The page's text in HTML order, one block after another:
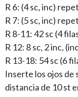
R 6: (4 sc, inc)
R 7: (5 sc, inc)
R 8-11: 42 sc (4
R 12: 8 sc, 2 inc,
R 13-18: 54 sc (6
Inserte los ojos de
distancia de 10 st